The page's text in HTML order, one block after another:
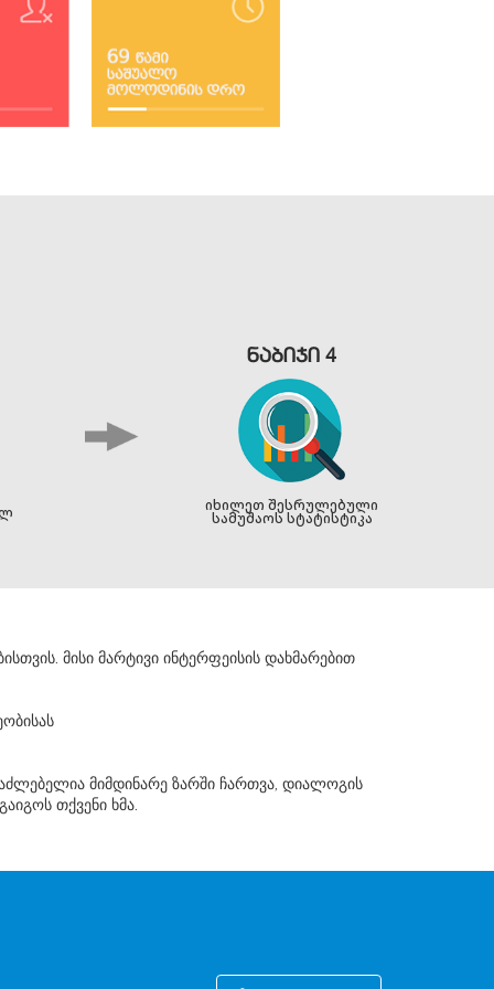
ნაბიჯი 4
იხილეთ შესრულებული
სამუშაოს სტატისტიკა
მისი მარტივი ინტერფეისის დახმარებით
მიმდინარე ზარში ჩართვა, დიალოგის
თქვენი ხმა.